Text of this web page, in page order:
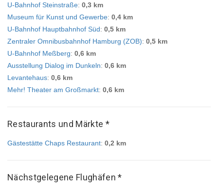
U-Bahnhof Steinstraße: 0,3 km
Museum für Kunst und Gewerbe: 0,4 km
U-Bahnhof Hauptbahnhof Süd: 0,5 km
Zentraler Omnibusbahnhof Hamburg (ZOB): 0,5 km
U-Bahnhof Meßberg: 0,6 km
Ausstellung Dialog im Dunkeln: 0,6 km
Levantehaus: 0,6 km
Mehr! Theater am Großmarkt: 0,6 km
Restaurants und Märkte *
Gästestätte Chaps Restaurant: 0,2 km
Nächstgelegene Flughäfen *